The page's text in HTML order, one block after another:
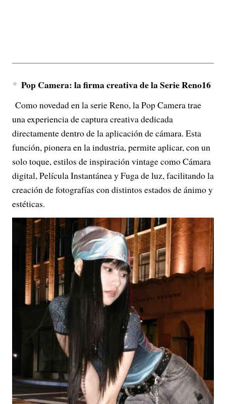
Pop Camera: la firma creativa de la Serie Reno16
Como novedad en la serie Reno, la Pop Camera trae
una experiencia de captura creativa dedicada
directamente dentro de la aplicación de cámara. Esta
función, pionera en la industria, permite aplicar, con un
solo toque, estilos de inspiración vintage como Cámara
digital, Película Instantánea y Fuga de luz, facilitando la
creación de fotografías con distintos estados de ánimo y
estéticas.